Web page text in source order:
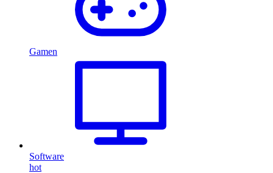
Gamen
Software
hot